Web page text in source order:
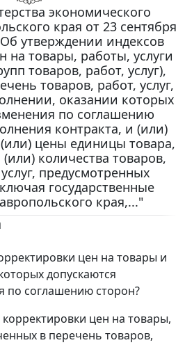
экономического
края от 23 сентября
утверждении индексов
на товары, работы, услуги
товаров, работ, услуг),
товаров, работ, услуг,
оказании которых
по соглашению
контракта, и (или)
цены единицы товара,
количества товаров,
предусмотренных
государственные
края,..."
цен на товары и
допускаются
по соглашению сторон?
цен на товары,
в перечень товаров,